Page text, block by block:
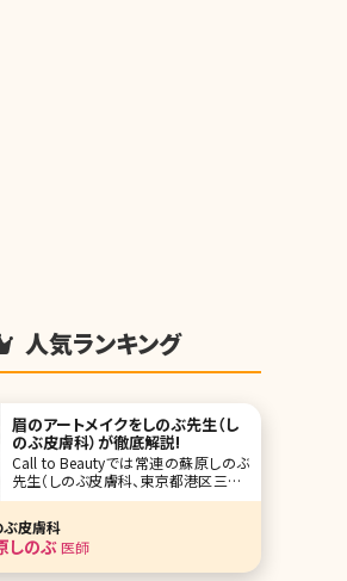
人気ランキング
眉のアートメイクをしのぶ先生（し
のぶ皮膚科）が徹底解説!
Call to Beautyでは常連の蘇原しのぶ
先生（しのぶ皮膚科、東京都港区三田）
がクリニックで人気のメニュー、アート
メイクについて詳しく解説してくれまし
た。 朝眉を描く時間がない、すっぴんで
もしっかりした眉が欲しい、そもそも形
がわからない……そんな女子がブチ当
ぶ皮膚科
しのぶ医師